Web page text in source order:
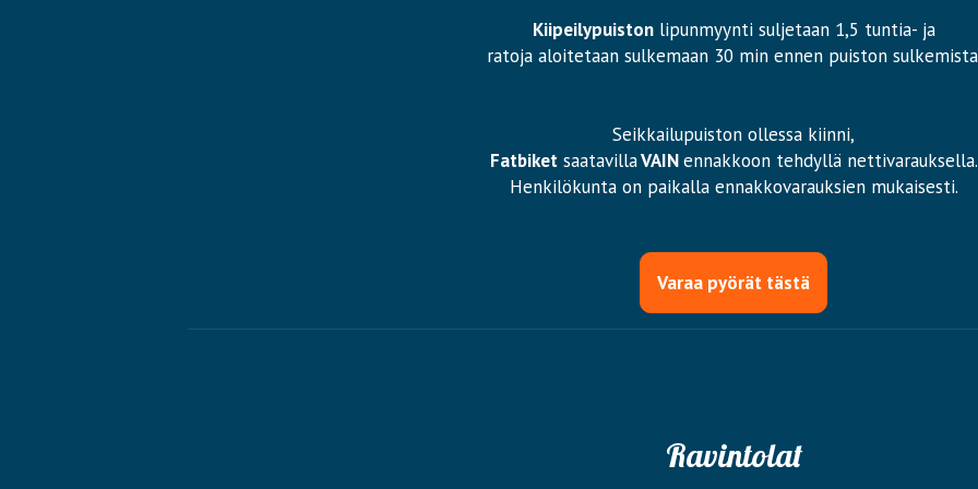
Kiipeilypuistonlipunmyynti suljetaan 1,5 tuntia- ja
ratoja aloitetaan sulkemaan 30 min ennen puiston
Seikkailupuiston ollessa kiinni,
FatbiketsaatavillaVAINennakkoon tehdyllä nettivarauksella.
Henkilökunta on paikalla ennakkovarauksien mukaisesti.
Varaa pyörät tästä
Ravintolat